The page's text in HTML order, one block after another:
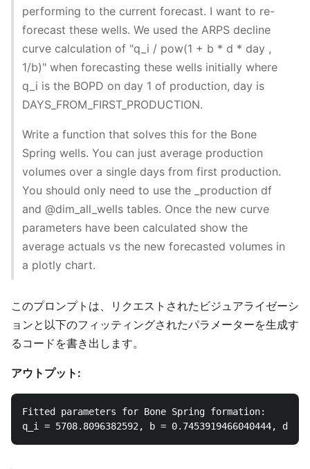
performing to the current forecast. I want to re-
forecast these wells. We used the ARPS decline
curve calculation of "q_i / pow(1 + b * d * day ,
1/b)" when forecasting these wells initially where
q_i is the BOPD on day 1 of production, day is
DAYS_FROM_FIRST_PRODUCTION.
Write a function that solves this for the Bone
Spring wells. You can just average production
volumes over a single days from first production.
You should only need to use the _production df
and @dim_all_wells tables. Once the new curve
parameters have been calculated show the
average actuals vs the new forecasted volumes in
a plotly chart.
このプロンプトは、リクエストされたビジュアライゼーシ
ョンと以下のフィッティングされたパラメーターを生成す
るコードを書き出します。
アウトプット:
Fitted parameters for Bone Spring formation: